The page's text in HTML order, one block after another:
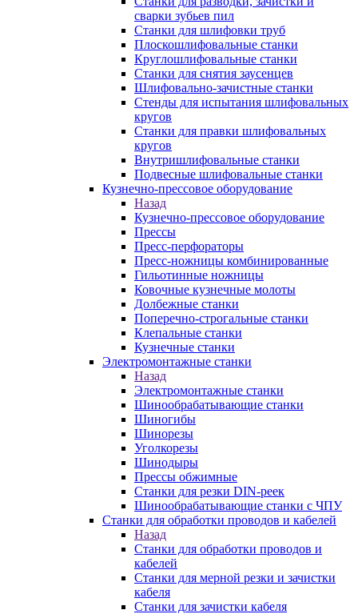
сварки зубьев пил
Станки для шлифовки труб
Плоскошлифовальные станки
Круглошлифовальные станки
Станки для снятия заусенцев
Шлифовально-зачистные станки
Стенды для испытания шлифовальных
кругов
Станки для правки шлифовальных
кругов
Внутришлифовальные станки
Подвесные шлифовальные станки
Кузнечно-прессовое оборудование
Назад
Кузнечно-прессовое оборудование
Прессы
Пресс-перфораторы
Пресс-ножницы комбинированные
Гильотинные ножницы
Ковочные кузнечные молоты
Долбежные станки
Поперечно-строгальные станки
Клепальные станки
Кузнечные станки
Электромонтажные станки
Назад
Электромонтажные станки
Шинообрабатывающие станки
Шиногибы
Шинорезы
Уголкорезы
Шинодыры
Прессы обжимные
Станки для резки DIN-реек
Шинообрабатывающие станки с ЧПУ
Станки для обработки проводов и кабелей
Назад
Станки для обработки проводов и
кабелей
Станки для мерной резки и зачистки
кабеля
Станки для зачистки кабеля